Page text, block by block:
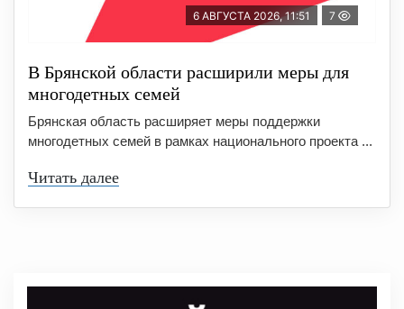
6 АВГУСТА 2026, 11:51 7
В Брянской области расширили меры для
многодетных семей
Брянская область расширяет меры поддержки
многодетных семей в рамках национального проекта ...
Читать далее